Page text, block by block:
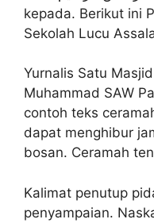
kepada. Berikut ini
Sekolah Lucu
Yurnalis Satu
Muhammad SAW
contoh teks
dapat menghibur
bosan. Ceramah
Kalimat penutup
penyampaian.